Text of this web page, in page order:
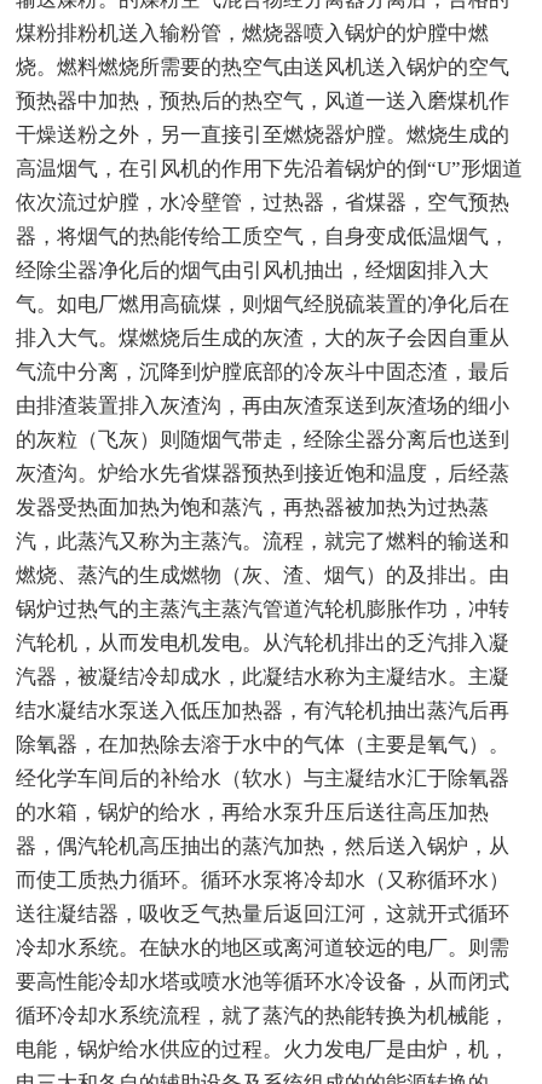
煤粉排粉机送入输粉管，燃烧器喷入锅炉的炉膛中燃
烧。燃料燃烧所需要的热空气由送风机送入锅炉的空气
预热器中加热，预热后的热空气，风道一送入磨煤机作
干燥送粉之外，另一直接引至燃烧器炉膛。燃烧生成的
高温烟气，在引风机的作用下先沿着锅炉的倒“U”形烟道
依次流过炉膛，水冷壁管，过热器，省煤器，空气预热
器，将烟气的热能传给工质空气，自身变成低温烟气，
经除尘器净化后的烟气由引风机抽出，经烟囱排入大
气。如电厂燃用高硫煤，则烟气经脱硫装置的净化后在
排入大气。煤燃烧后生成的灰渣，大的灰子会因自重从
气流中分离，沉降到炉膛底部的冷灰斗中固态渣，最后
由排渣装置排入灰渣沟，再由灰渣泵送到灰渣场的细小
的灰粒（飞灰）则随烟气带走，经除尘器分离后也送到
灰渣沟。炉给水先省煤器预热到接近饱和温度，后经蒸
发器受热面加热为饱和蒸汽，再热器被加热为过热蒸
汽，此蒸汽又称为主蒸汽。流程，就完了燃料的输送和
燃烧、蒸汽的生成燃物（灰、渣、烟气）的及排出。由
锅炉过热气的主蒸汽主蒸汽管道汽轮机膨胀作功，冲转
汽轮机，从而发电机发电。从汽轮机排出的乏汽排入凝
汽器，被凝结冷却成水，此凝结水称为主凝结水。主凝
结水凝结水泵送入低压加热器，有汽轮机抽出蒸汽后再
除氧器，在加热除去溶于水中的气体（主要是氧气）。
经化学车间后的补给水（软水）与主凝结水汇于除氧器
的水箱，锅炉的给水，再给水泵升压后送往高压加热
器，偶汽轮机高压抽出的蒸汽加热，然后送入锅炉，从
而使工质热力循环。循环水泵将冷却水（又称循环水）
送往凝结器，吸收乏气热量后返回江河，这就开式循环
冷却水系统。在缺水的地区或离河道较远的电厂。则需
要高性能冷却水塔或喷水池等循环水冷设备，从而闭式
循环冷却水系统流程，就了蒸汽的热能转换为机械能，
电能，锅炉给水供应的过程。火力发电厂是由炉，机，